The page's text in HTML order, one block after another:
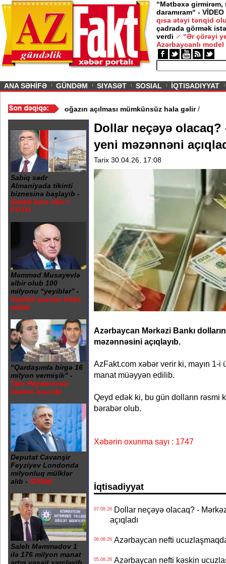
“Mətbəxə girmirəm,
daramıram“ - VİDEO
qısa ətəyi tənqid
çadrada görmək
verdi
“Ər çörəyi
Azərbaycanlı model
ANA SƏHİFƏ GÜNDƏM SIYASƏT SOSIAL İQTISADIYYAT
tələblər irəli sürdü - Boğazın açılması mümkünsüz hala gəlir
Sabiq sədr
Almaniyada tikinti
biznesinə başlayıb -
Şərikli bina tikir +
FOTO
Məmməd Musayevlə
əlbir olub 100
milyonu “yeyiblər” -
Vəzifəli şəxslər həbs
edildi
“Qardaşımla birgə 16
milyon vermişik” -
Tale Heydərovun
ifadəsi oxundu
Deputat Cavanşir
Feyziyev Londonda
milyonluq mülklər
alıb - SİYAHI
Saleh Məmmədov 1
ilə 176 milyon manat
Dollar neçəyə olacaq?
yeni məzənnəni
Tarix 30.04.26, 17:08
Azərbaycan Mərkəzi Bankı
məzənnəsini açıqlayıb.
AzFakt.com xəbər verir ki, mayın 1-i
manat müəyyən edilib.
Qeyd edək ki, bu gün dolların rəsmi
bərabər olub.
Xəbərin oxunma sayı : 1747
İqtisadiyyat
07.08.26Dollar neçəyə olacaq? -
açıqladı
06.08.26Azərbaycan nefti
05.08.26Azərbaycan nefti kəskin